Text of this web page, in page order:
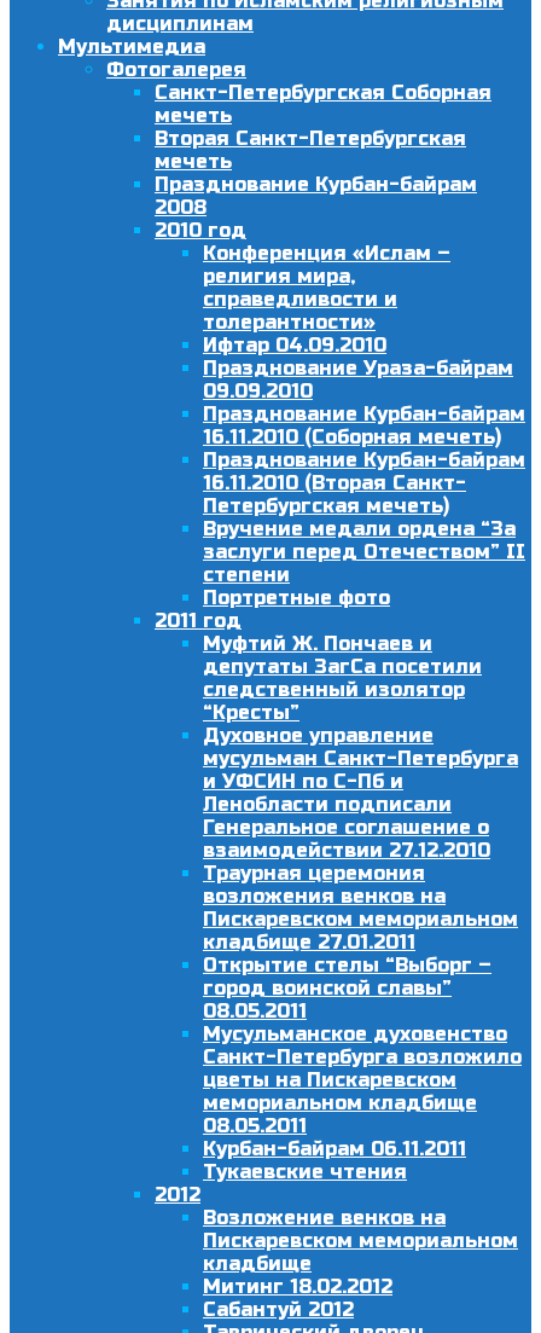
дисциплинам
Мультимедиа
Фотогалерея
Санкт-Петербургская Соборная
мечеть
Вторая Санкт-Петербургская
мечеть
Празднование Курбан-байрам
2008
2010 год
Конференция «Ислам –
религия мира,
справедливости и
толерантности»
Ифтар 04.09.2010
Празднование Ураза-байрам
09.09.2010
Празднование Курбан-байрам
16.11.2010 (Соборная мечеть)
Празднование Курбан-байрам
16.11.2010 (Вторая Санкт-
Петербургская мечеть)
Вручение медали ордена “За
заслуги перед Отечеством” II
степени
Портретные фото
2011 год
Муфтий Ж. Пончаев и
депутаты ЗагСа посетили
следственный изолятор
“Кресты”
Духовное управление
мусульман Санкт-Петербурга
и УФСИН по С-Пб и
Ленобласти подписали
Генеральное соглашение о
взаимодействии 27.12.2010
Траурная церемония
возложения венков на
Пискаревском мемориальном
кладбище 27.01.2011
Открытие стелы “Выборг –
город воинской славы”
08.05.2011
Мусульманское духовенство
Санкт-Петербурга возложило
цветы на Пискаревском
мемориальном кладбище
08.05.2011
Курбан-байрам 06.11.2011
Тукаевские чтения
2012
Возложение венков на
Пискаревском мемориальном
кладбище
Митинг 18.02.2012
Сабантуй 2012